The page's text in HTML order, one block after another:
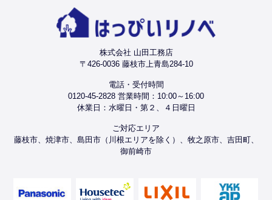
株式会社 山田工務店
〒426-0036 藤枝市上青島284-10
電話・受付時間
0120-45-2828 営業時間：10:00～16:00
休業日：水曜日・第２、４日曜日
ご対応エリア
藤枝市、焼津市、島田市（川根エリアを除く）、牧之原市、吉田町、
御前崎市